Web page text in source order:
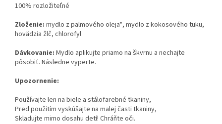
100% rozložiteľné
Zloženie: mydlo z palmového oleja*, mydlo z kokosového tuku,
hovädzia žlč, chlorofyl
Dávkovanie: Mydlo aplikujte priamo na škvrnu a nechajte
pôsobiť. Následne vyperte.
Upozornenie:
Používajte len na biele a stálofarebné tkaniny,
Pred použitím vyskúšajte na malej časti tkaniny,
Skladujte mimo dosahu detí! Chráňte oči.